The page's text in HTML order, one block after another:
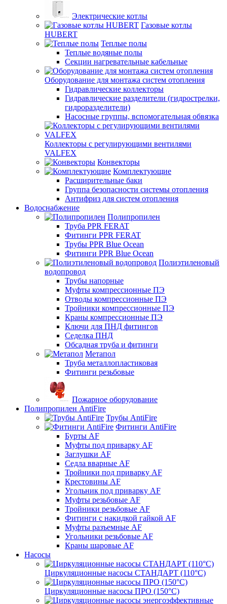
Электрические котлы
Газовые котлы
HUBERT
Теплые полы
Теплые водяные полы
Секции нагревательные кабельные
Оборудование для монтажа систем отопления
Гидравлические коллекторы
Гидравлические разделители (гидрострелки,
гидроразделители)
Насосные группы, вспомогательная обвязка
Коллекторы с регулирующими вентилями
VALFEX
Конвекторы
Комплектующие
Расширительные баки
Группа безопасности системы отопления
Антифриз для систем отопления
Водоснабжение
Полипропилен
Труба PPR FERAT
Фитинги PPR FERAT
Трубы PPR Blue Ocean
Фитинги PPR Blue Ocean
Полиэтиленовый
водопровод
Трубы напорные
Муфты компрессионные ПЭ
Отводы компрессионные ПЭ
Тройники компрессионные ПЭ
Краны компрессионные ПЭ
Ключи для ПНД фитингов
Седелка ПНД
Обсадная труба и фитинги
Метапол
Труба металлопластиковая
Фитинги резьбовые
Пожарное оборудование
Полипропилен AntiFire
Трубы AntiFire
Фитинги AntiFire
Бурты AF
Муфты под приварку AF
Заглушки AF
Седла вварные AF
Тройники под приварку AF
Крестовины AF
Угольник под приварку AF
Муфты резьбовые AF
Тройники резьбовые AF
Фитинги с накидкой гайкой AF
Муфты разъемные AF
Угольники резьбовые AF
Краны шаровые AF
Насосы
Циркуляционные насосы СТАНДАРТ (110°C)
Циркуляционные насосы ПРО (150°C)